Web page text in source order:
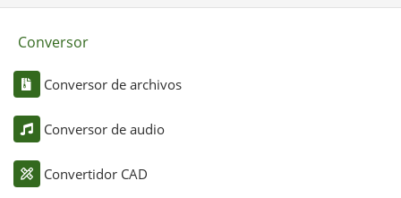
Conversor
Conversor de archivos
Conversor de audio
Convertidor CAD